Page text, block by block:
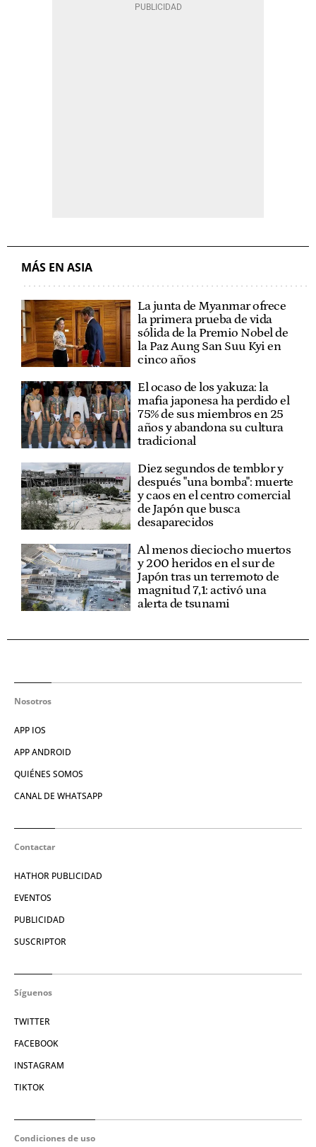
MÁS EN ASIA
La junta de Myanmar ofrece
la primera prueba de vida
sólida de la Premio Nobel de
la Paz Aung San Suu Kyi en
cinco años
El ocaso de los yakuza: la
mafia japonesa ha perdido el
75% de sus miembros en 25
años y abandona su cultura
tradicional
Diez segundos de temblor y
después "una bomba": muerte
y caos en el centro comercial
de Japón que busca
desaparecidos
Al menos dieciocho muertos
y 200 heridos en el sur de
Japón tras un terremoto de
magnitud 7,1: activó una
alerta de tsunami
Nosotros
APP IOS
APP ANDROID
QUIÉNES SOMOS
CANAL DE WHATSAPP
Contactar
HATHOR PUBLICIDAD
EVENTOS
PUBLICIDAD
SUSCRIPTOR
Síguenos
TWITTER
FACEBOOK
INSTAGRAM
TIKTOK
Condiciones de uso